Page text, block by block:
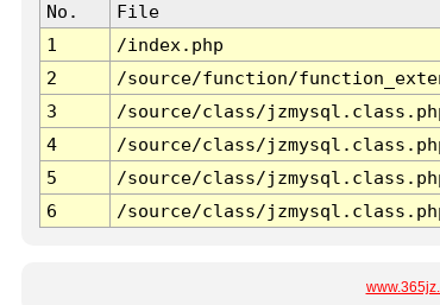
No. File
1
/index.php
2
/source/function/
3
/source/class/
4
/source/class/
5
/source/class/
6
/source/class/